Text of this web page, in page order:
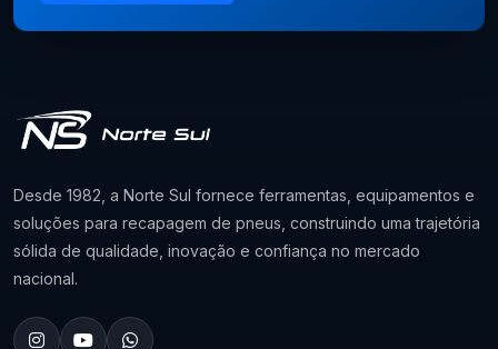
Desde 1982, a Norte Sul fornece ferramentas, equipamentos e
soluções para recapagem de pneus, construindo uma trajetória
sólida de qualidade, inovação e confiança no mercado
nacional.